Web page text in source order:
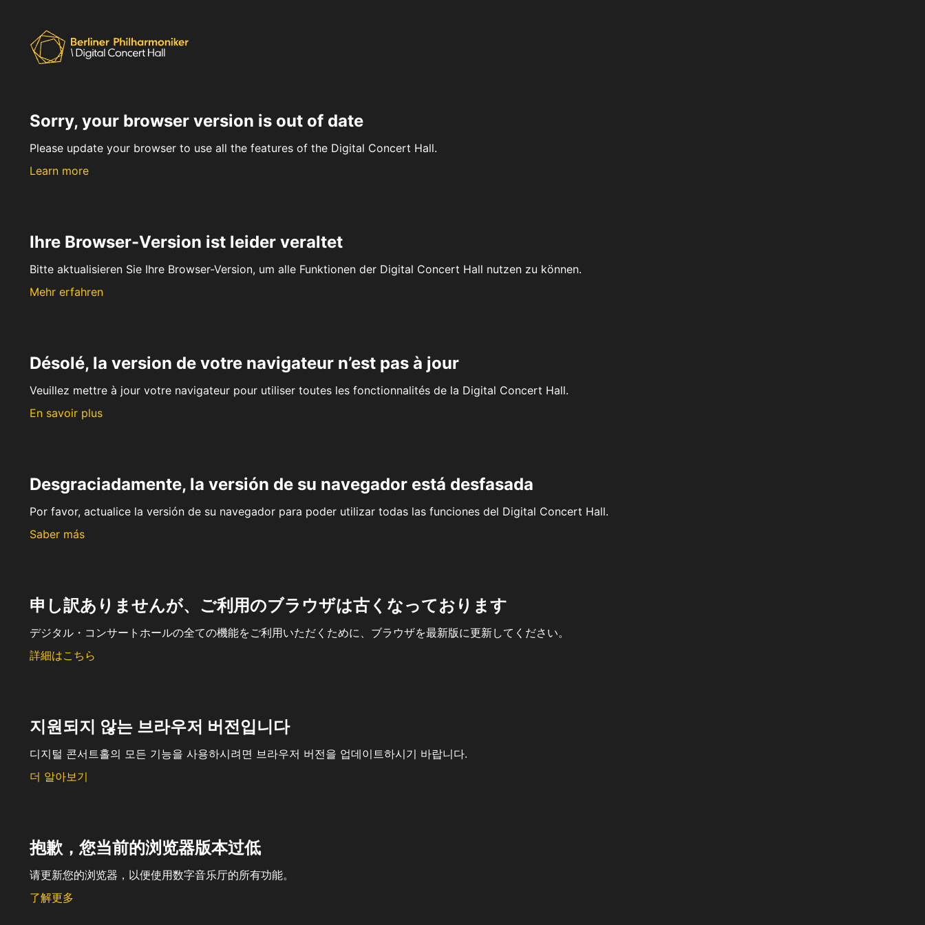
Sorry, your browser version is out of date
Please update your browser to use all the features of the Digital Concert Hall.
Learn more
Ihre Browser-Version ist leider veraltet
Bitte aktualisieren Sie Ihre Browser-Version, um alle Funktionen der Digital Concert Hall nutzen zu können.
Mehr erfahren
Désolé, la version de votre navigateur n’est pas à jour
Veuillez mettre à jour votre navigateur pour utiliser toutes les fonctionnalités de la Digital Concert Hall.
En savoir plus
Desgraciadamente, la versión de su navegador está desfasada
Por favor, actualice la versión de su navegador para poder utilizar todas las funciones del Digital Concert Hall.
Saber más
申し訳ありませんが、ご利用のブラウザは古くなっております
デジタル・コンサートホールの全ての機能をご利用いただくために、ブラウザを最新版に更新してください。
詳細はこちら
지원되지 않는 브라우저 버전입니다
디지털 콘서트홀의 모든 기능을 사용하시려면 브라우저 버전을 업데이트하시기 바랍니다.
더 알아보기
抱歉，您当前的浏览器版本过低
请更新您的浏览器，以便使用数字音乐厅的所有功能。
了解更多